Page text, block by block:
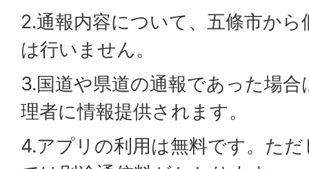
2.通報内容について、五條市から
は行いません。
3.国道や県道の通報であった場
理者に情報提供されます。
4.アプリの利用は無料です。た